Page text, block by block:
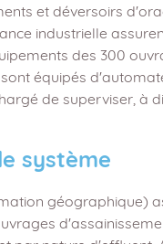
et déversoirs
industrielle
des 300
équipés
de superviser, à
système
géographique)